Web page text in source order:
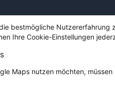
bestmögliche
Ihre Cookie-Einstellungen
Maps nutzen möchten,